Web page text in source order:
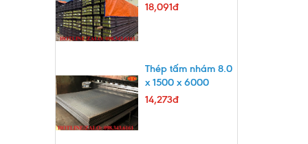
18,091đ
Thép tấm nhám 8.0
x 1500 x 6000
14,273đ